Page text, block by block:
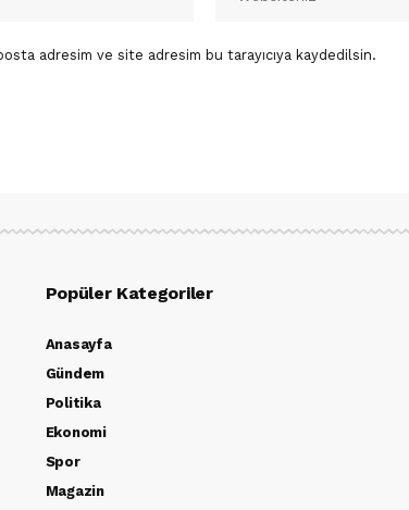
adresim ve site adresim bu tarayıcıya kaydedilsin.
Popüler Kategoriler
Anasayfa
Gündem
Politika
Ekonomi
Spor
Magazin